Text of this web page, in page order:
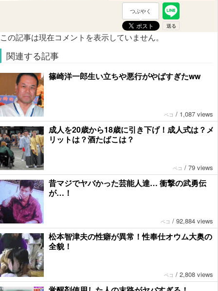
つぶやく
この記事は現在コメントを表示していません。
関連する記事
篠崎洋一郎生い立ちや悪行がやばすぎたww
ペコ / 1,087 views
成人を20歳から18歳に引き下げ！成人式は？メ
リットは？酒たばこは？
ペコ / 79 views
昔マジでヤバかった芸能人達… 衝撃の武勇伝
が…！
ペコ / 92,884 views
松本智津夫の性癖が異常！性奉仕オウム大奥の
全貌！
ペコ / 2,808 views